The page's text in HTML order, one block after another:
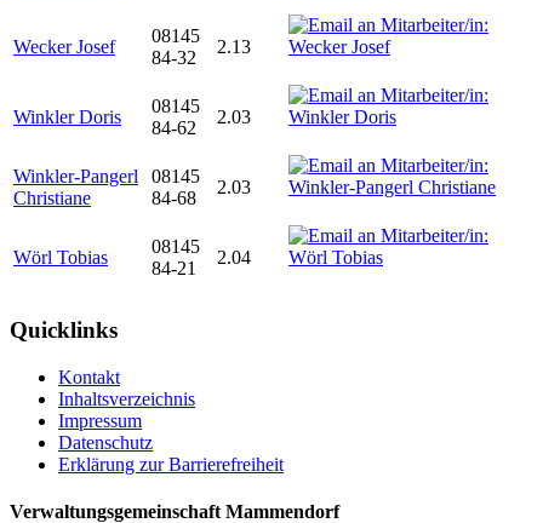
Wecker Josef
08145
84-32
2.13
Winkler Doris
08145
84-62
2.03
Winkler-Pangerl
Christiane
08145
84-68
2.03
Wörl Tobias
08145
84-21
2.04
Quicklinks
Kontakt
Inhaltsverzeichnis
Impressum
Datenschutz
Erklärung zur Barrierefreiheit
Verwaltungsgemeinschaft Mammendorf